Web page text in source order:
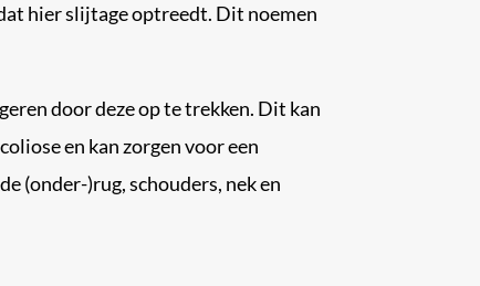
hier slijtage optreedt. Dit noemen
door deze op te trekken. Dit kan
en kan zorgen voor een
(onder-)rug, schouders, nek en